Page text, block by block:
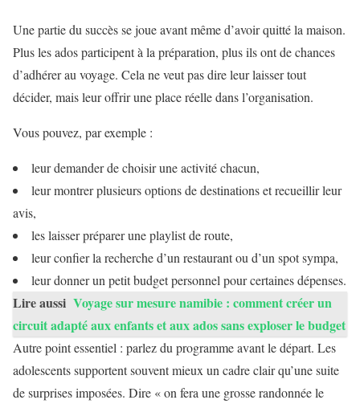
Une partie du succès se joue avant même d’avoir quitté la maison.
Plus les ados participent à la préparation, plus ils ont de chances
d’adhérer au voyage. Cela ne veut pas dire leur laisser tout
décider, mais leur offrir une place réelle dans l’organisation.
Vous pouvez, par exemple :
leur demander de choisir une activité chacun,
leur montrer plusieurs options de destinations et recueillir leur
avis,
les laisser préparer une playlist de route,
leur confier la recherche d’un restaurant ou d’un spot sympa,
leur donner un petit budget personnel pour certaines dépenses.
Lire aussi Voyage sur mesure namibie : comment créer un
circuit adapté aux enfants et aux ados sans exploser le budget
Autre point essentiel : parlez du programme avant le départ. Les
adolescents supportent souvent mieux un cadre clair qu’une suite
de surprises imposées. Dire « on fera une grosse randonnée le